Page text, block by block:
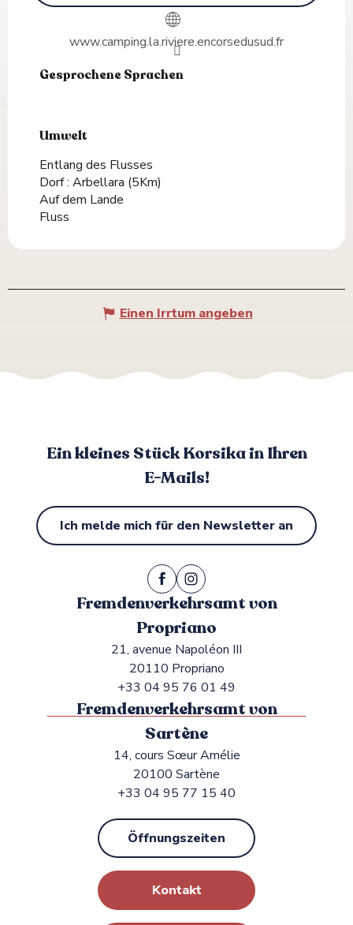
www.camping.la.riviere.encorsedusud.fr
Gesprochene Sprachen
Gesprochene Sprachen
Umwelt
Umwelt
Entlang des Flusses
Dorf : Arbellara (5Km)
Auf dem Lande
Fluss
Einen Irrtum angeben
Ein kleines Stück Korsika in Ihren
E-Mails!
Ich melde mich für den Newsletter an
Fremdenverkehrsamt von
Propriano
21, avenue Napoléon III
20110 Propriano
+33 04 95 76 01 49
Fremdenverkehrsamt von
Sartène
14, cours Sœur Amélie
20100 Sartène
+33 04 95 77 15 40
Öffnungszeiten
Kontakt